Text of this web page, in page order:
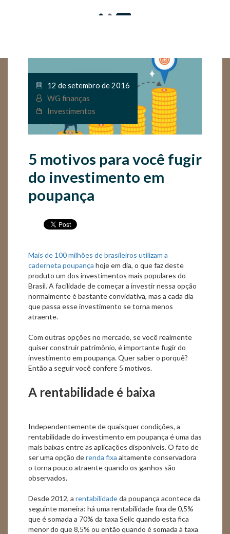
12 de setembro de 2016
WG finanças
Investimentos
5 motivos para você fugir
do investimento em
poupança
Mais de 100 milhões de brasileiros utilizam a
caderneta poupança hoje em dia, o que faz deste
produto um dos investimentos mais populares do
Brasil. A facilidade de começar a investir nessa opção
normalmente é bastante convidativa, mas a cada dia
que passa esse investimento se torna menos
atraente.
Com outras opções no mercado, se você realmente
quiser construir patrimônio, é importante fugir do
investimento em poupança. Quer saber o porquê?
Então a seguir você confere 5 motivos.
A rentabilidade é baixa
Independentemente de quaisquer condições, a
rentabilidade do investimento em poupança é uma das
mais baixas entre as aplicações disponíveis. O fato de
ser uma opção derenda fixa altamente conservadora
o torna pouco atraente quando os ganhos são
observados.
Desde 2012, a rentabilidadeda poupança acontece da
seguinte maneira: há uma rentabilidade fixa de 0,5%
que é somada a 70% da taxa Selic quando esta fica
menor do que 8,5% ou então quando é somada à taxa